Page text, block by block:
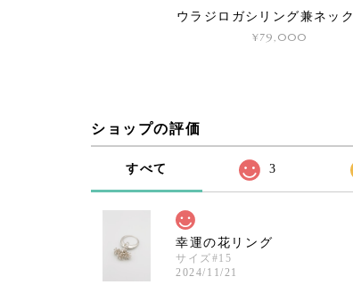
ウラジロガシリング兼ネッ
¥79,000
ショップの評価
すべて 3
幸運の花リング
サイズ#15
2024/11/21